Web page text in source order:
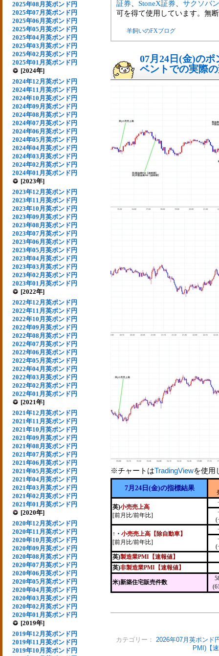
2025年08月英ポンド円
2025年07月英ポンド円
2025年06月英ポンド円
2025年05月英ポンド円
2025年04月英ポンド円
2025年03月英ポンド円
2025年02月英ポンド円
2025年01月英ポンド円
[2024年]
2024年12月英ポンド円
2024年11月英ポンド円
2024年10月英ポンド円
2024年09月英ポンド円
2024年08月英ポンド円
2024年07月英ポンド円
2024年06月英ポンド円
2024年05月英ポンド円
2024年04月英ポンド円
2024年03月英ポンド円
2024年02月英ポンド円
2024年01月英ポンド円
[2023年]
2023年12月英ポンド円
2023年11月英ポンド円
2023年10月英ポンド円
2023年09月英ポンド円
2023年08月英ポンド円
2023年07月英ポンド円
2023年06月英ポンド円
2023年05月英ポンド円
2023年04月英ポンド円
2023年03月英ポンド円
2023年02月英ポンド円
2023年01月英ポンド円
[2022年]
2022年12月英ポンド円
2022年11月英ポンド円
2022年10月英ポンド円
2022年09月英ポンド円
2022年08月英ポンド円
2022年07月英ポンド円
2022年06月英ポンド円
2022年05月英ポンド円
2022年04月英ポンド円
2022年03月英ポンド円
2022年02月英ポンド円
2022年01月英ポンド円
[2021年]
2021年12月英ポンド円
2021年11月英ポンド円
2021年10月英ポンド円
2021年09月英ポンド円
2021年08月英ポンド円
2021年07月英ポンド円
2021年06月英ポンド円
2021年05月英ポンド円
2021年04月英ポンド円
2021年03月英ポンド円
2021年02月英ポンド円
2021年01月英ポンド円
[2020年]
2020年12月英ポンド円
2020年11月英ポンド円
2020年10月英ポンド円
2020年09月英ポンド円
2020年08月英ポンド円
2020年07月英ポンド円
2020年06月英ポンド円
2020年05月英ポンド円
2020年04月英ポンド円
2020年03月英ポンド円
2020年02月英ポンド円
2020年01月英ポンド円
[2019年]
2019年12月英ポンド円
2019年11月英ポンド円
2019年10月英ポンド円
証券
StoneX証券
サクソバ
可を得て使用しています。無
羊飼いのFXブログ
07月24日(金)の
ベントでの実際
※チャートはTradingViewを使用
7月24日(金)の指標結果
英)小売売上高
[前月比/前年比]
↑ ・ 小売売上高【除自動車】
[前月比/前年比]
英)製造業PMI【速報値】
英)非製造業PMI【速報値】
米)新築住宅販売件数
カテゴリー： 2026年07月英ポンド
PMI)【